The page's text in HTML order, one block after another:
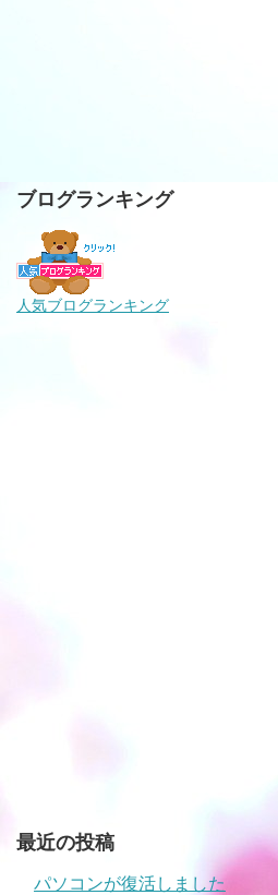
ブログランキング
人気ブログランキング
最近の投稿
パソコンが復活しました